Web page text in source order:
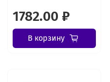
1782.00 ₽
В корзину